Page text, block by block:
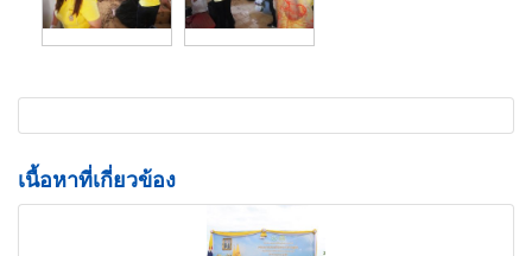
เนื้อหาที่เกี่ยวข้อง